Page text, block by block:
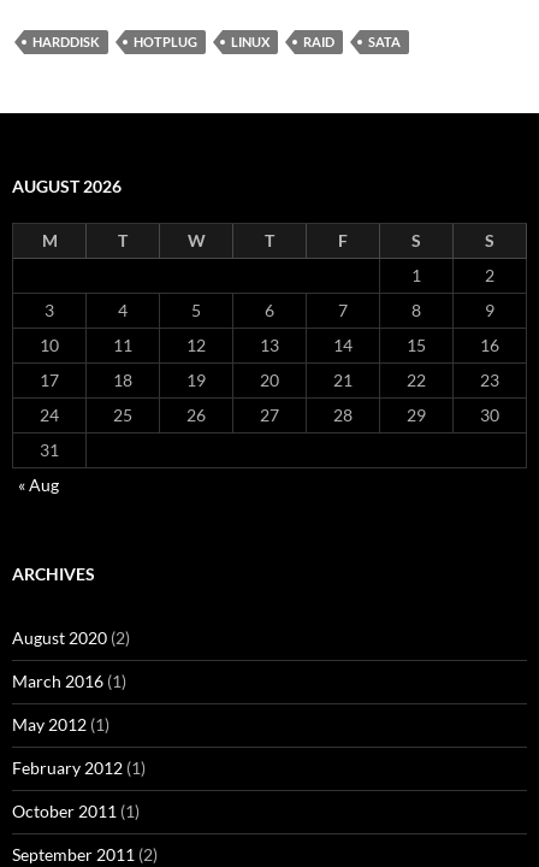
HARDDISK HOTPLUG LINUX RAID SATA
AUGUST 2026
M T W T F S
S
1
2
3
4 5 6 7 8
9
10
11 12 13 14 15
16
17
18 19 20 21 22
23
24
25 26 27 28 29
30
31
« Aug
ARCHIVES
August 2020 (2)
March 2016 (1)
May 2012 (1)
February 2012 (1)
October 2011 (1)
September 2011 (2)